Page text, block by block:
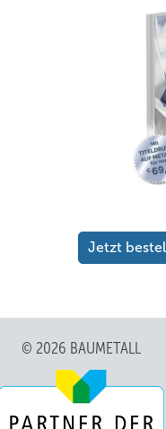
Jetzt
© 2026 BAUMETALL